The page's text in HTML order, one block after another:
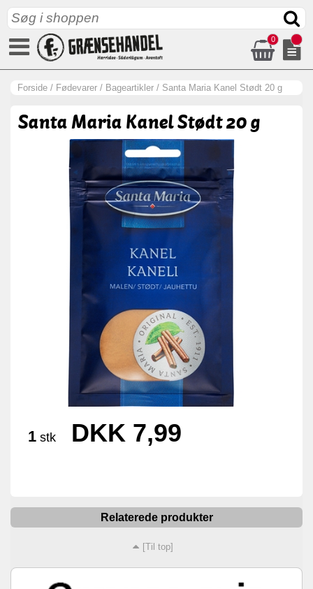
0
Forside / Fødevarer / Bageartikler / Santa Maria Kanel Stødt 20 g
Santa Maria Kanel Stødt 20 g
1 stk DKK 7,99
Relaterede produkter
[Til top]